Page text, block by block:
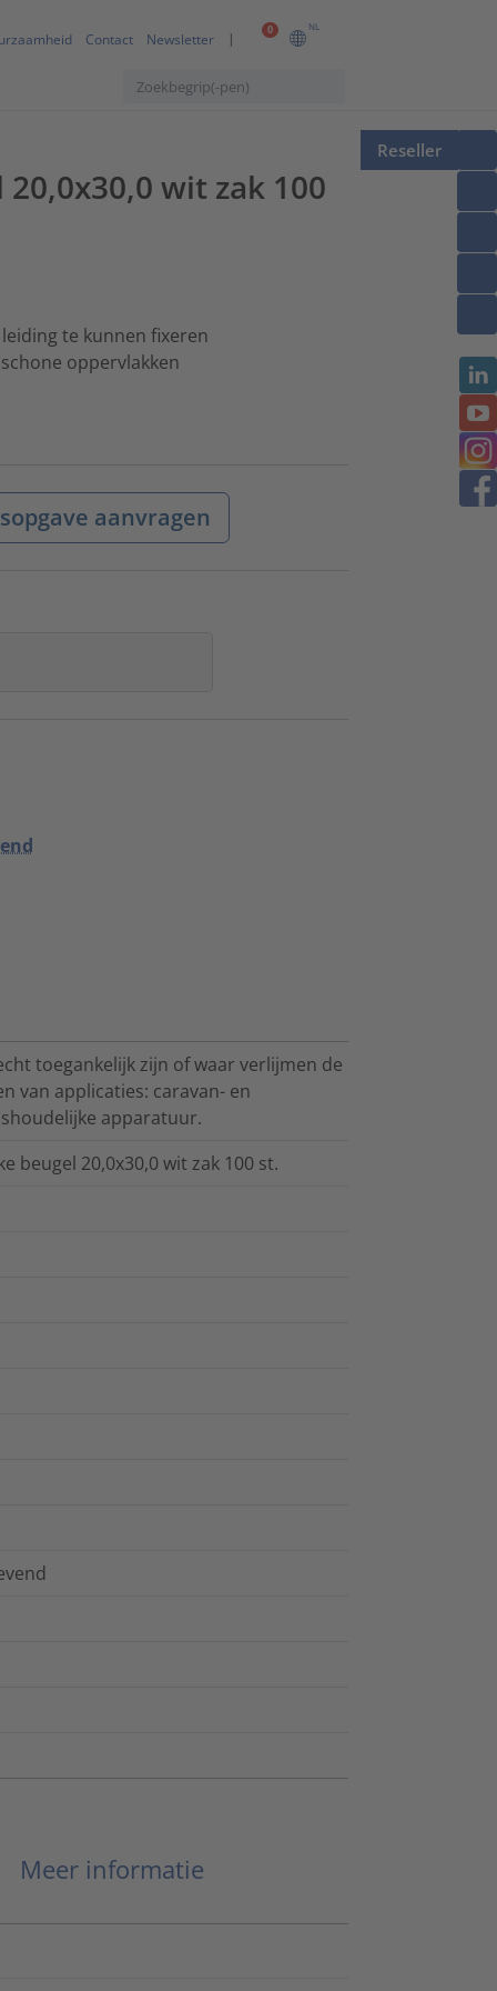
0 NL
Contact Newsletter
Reseller
wit zak 100
te kunnen fixeren
oppervlakken
aanvragen
toegankelijk zijn of waar verlijmen de
van applicaties: caravan- en
apparatuur.
beugel 20,0x30,0 wit zak 100 st.
Meer informatie